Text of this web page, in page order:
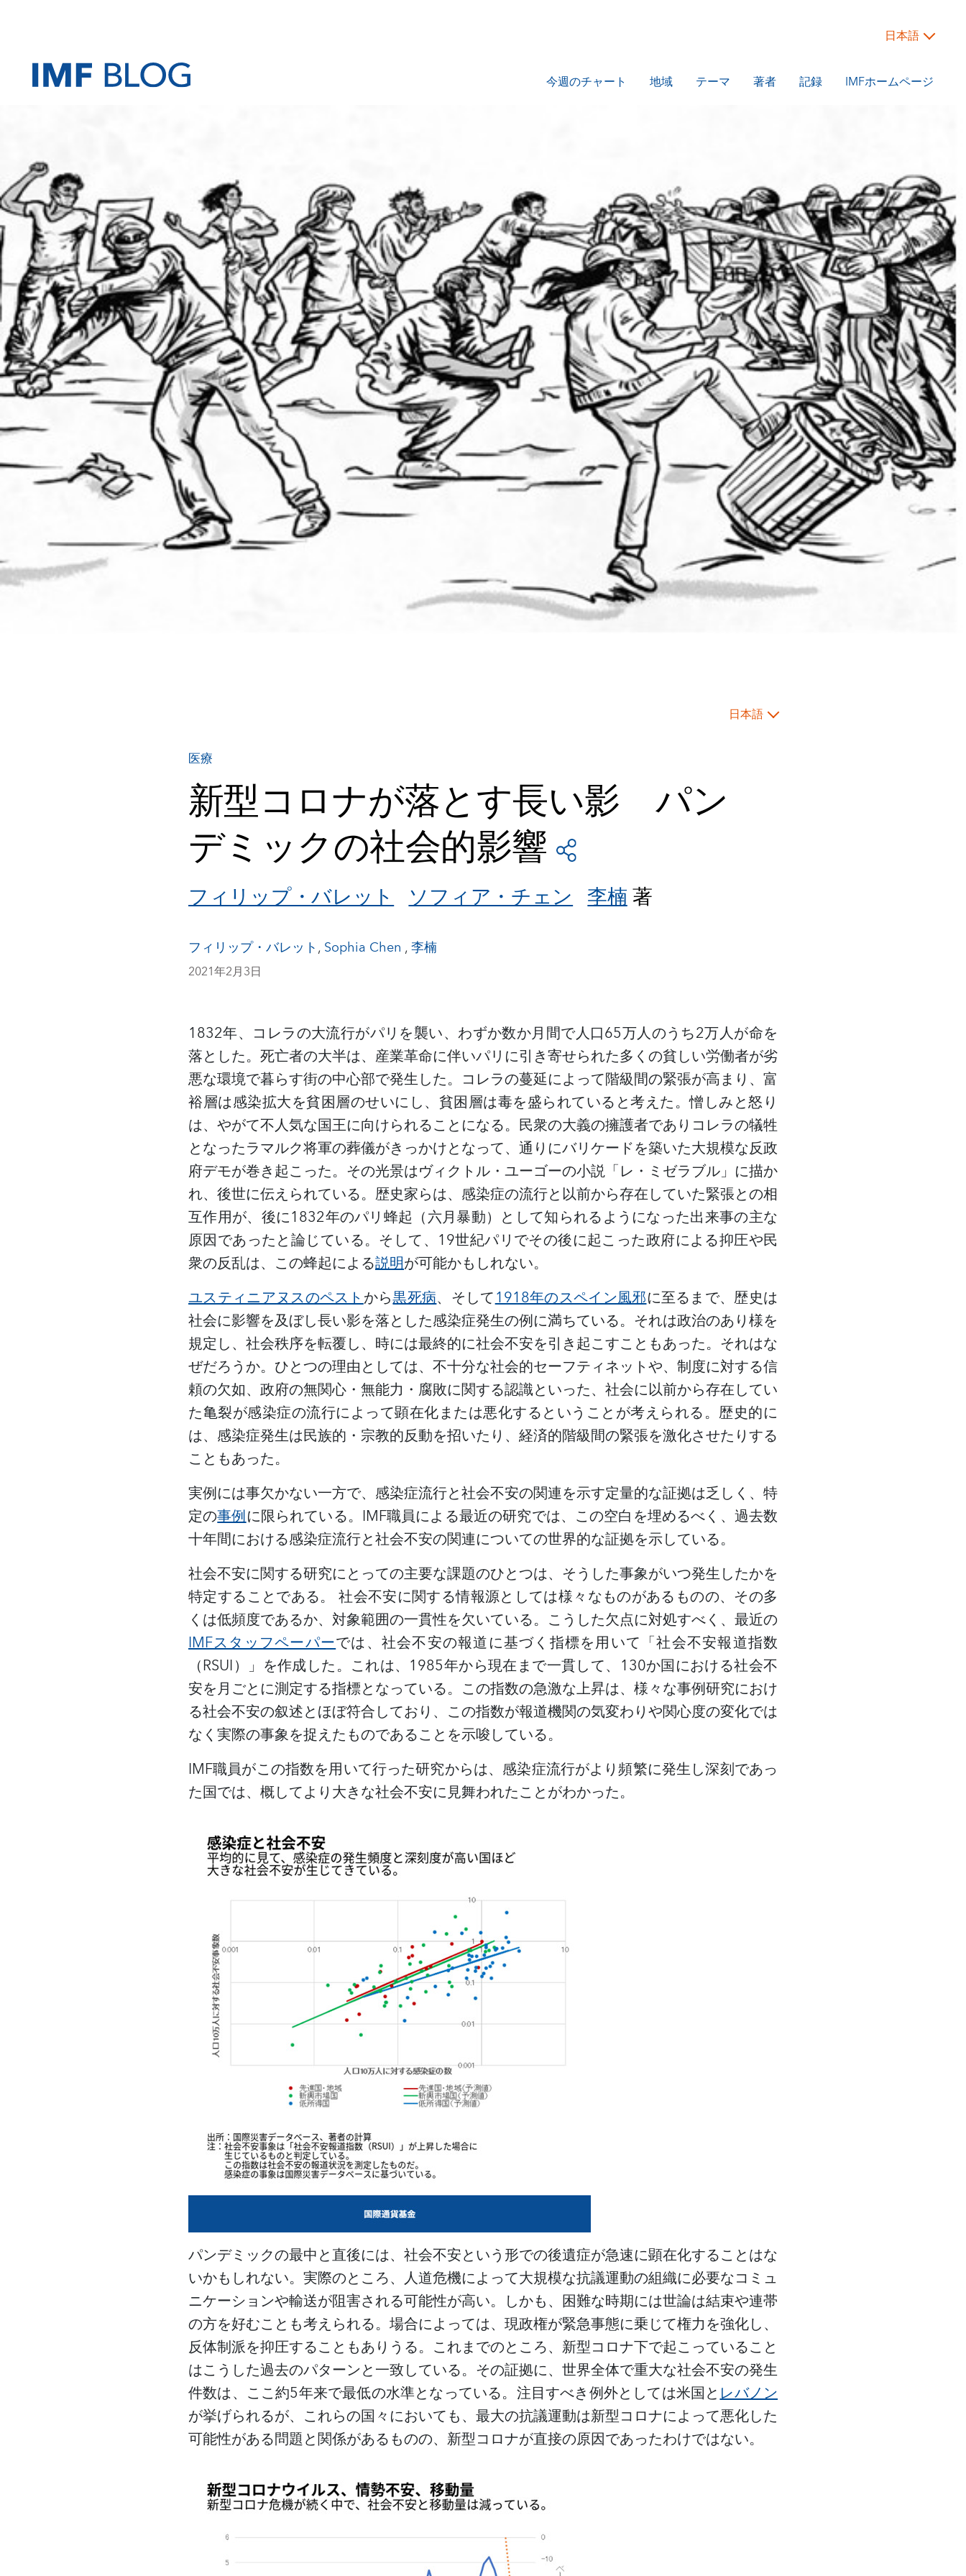
日本語
今週のチャート 地域 テーマ 著者 記録 IMFホームページ
日本語
医療
新型コロナが落とす長い影 パン
デミックの社会的影響
フィリップ・バレット ソフィア・チェン 李楠著
フィリップ・バレット,Sophia Chen ,李楠
2021年2月3日
1832年、コレラの大流行がパリを襲い、わずか数か月間で人口65万人のうち2万人が命を
落とした。死亡者の大半は、産業革命に伴いパリに引き寄せられた多くの貧しい労働者が劣
悪な環境で暮らす街の中心部で発生した。コレラの蔓延によって階級間の緊張が高まり、富
裕層は感染拡大を貧困層のせいにし、貧困層は毒を盛られていると考えた。憎しみと怒り
は、やがて不人気な国王に向けられることになる。民衆の大義の擁護者でありコレラの犠牲
となったラマルク将軍の葬儀がきっかけとなって、通りにバリケードを築いた大規模な反政
府デモが巻き起こった。その光景はヴィクトル・ユーゴーの小説「レ・ミゼラブル」に描か
れ、後世に伝えられている。歴史家らは、感染症の流行と以前から存在していた緊張との相
互作用が、後に1832年のパリ蜂起（六月暴動）として知られるようになった出来事の主な
原因であったと論じている。そして、19世紀パリでその後に起こった政府による抑圧や民
衆の反乱は、この蜂起による説明が可能かもしれない。
ユスティニアヌスのペストから黒死病、そして1918年のスペイン風邪に至るまで、歴史は
社会に影響を及ぼし長い影を落とした感染症発生の例に満ちている。それは政治のあり様を
規定し、社会秩序を転覆し、時には最終的に社会不安を引き起こすこともあった。それはな
ぜだろうか。ひとつの理由としては、不十分な社会的セーフティネットや、制度に対する信
頼の欠如、政府の無関心・無能力・腐敗に関する認識といった、社会に以前から存在してい
た亀裂が感染症の流行によって顕在化または悪化するということが考えられる。歴史的に
は、感染症発生は民族的・宗教的反動を招いたり、経済的階級間の緊張を激化させたりする
こともあった。
実例には事欠かない一方で、感染症流行と社会不安の関連を示す定量的な証拠は乏しく、特
定の事例に限られている。 IMF職員による最近の研究では、この空白を埋めるべく、過去数
十年間における感染症流行と社会不安の関連についての世界的な証拠を示している。
社会不安に関する研究にとっての主要な課題のひとつは、そうした事象がいつ発生したかを
特定することである。 社会不安に関する情報源としては様々なものがあるものの、その多
くは低頻度であるか、対象範囲の一貫性を欠いている。こうした欠点に対処すべく、最近の
IMFスタッフペーパーでは、社会不安の報道に基づく指標を用いて「社会不安報道指数
（RSUI）」を作成した。これは、1985年から現在まで一貫して、130か国における社会不
安を月ごとに測定する指標となっている。この指数の急激な上昇は、様々な事例研究におけ
る社会不安の叙述とほぼ符合しており、この指数が報道機関の気変わりや関心度の変化では
なく実際の事象を捉えたものであることを示唆している。
IMF職員がこの指数を用いて行った研究からは、感染症流行がより頻繁に発生し深刻であっ
た国では、概してより大きな社会不安に見舞われたことがわかった。
パンデミックの最中と直後には、社会不安という形での後遺症が急速に顕在化することはな
いかもしれない。実際のところ、人道危機によって大規模な抗議運動の組織に必要なコミュ
ニケーションや輸送が阻害される可能性が高い。しかも、困難な時期には世論は結束や連帯
の方を好むことも考えられる。場合によっては、現政権が緊急事態に乗じて権力を強化し、
反体制派を抑圧することもありうる。これまでのところ、新型コロナ下で起こっていること
はこうした過去のパターンと一致している。その証拠に、世界全体で重大な社会不安の発生
件数は、ここ約5年来で最低の水準となっている。注目すべき例外としては米国とレバノン
が挙げられるが、これらの国々においても、最大の抗議運動は新型コロナによって悪化した
可能性がある問題と関係があるものの、新型コロナが直接の原因であったわけではない。